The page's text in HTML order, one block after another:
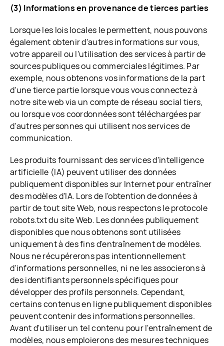
(3) Informations en provenance de tierces parties
Lorsque les lois locales le permettent, nous pouvons
également obtenir d'autres informations sur vous,
votre appareil ou l'utilisation des services à partir de
sources publiques ou commerciales légitimes. Par
exemple, nous obtenons vos informations de la part
d'une tierce partie lorsque vous vous connectez à
notre site web via un compte de réseau social tiers,
ou lorsque vos coordonnées sont téléchargées par
d'autres personnes qui utilisent nos services de
communication.
Les produits fournissant des services d'intelligence
artificielle (IA) peuvent utiliser des données
publiquement disponibles sur Internet pour entraîner
des modèles d'IA. Lors de l'obtention de données à
partir de tout site Web, nous respectons le protocole
robots.txt du site Web. Les données publiquement
disponibles que nous obtenons sont utilisées
uniquement à des fins d'entraînement de modèles.
Nous ne récupérerons pas intentionnellement
d'informations personnelles, ni ne les associerons à
des identifiants personnels spécifiques pour
développer des profils personnels. Cependant,
certains contenus en ligne publiquement disponibles
peuvent contenir des informations personnelles.
Avant d'utiliser un tel contenu pour l'entraînement de
modèles, nous emploierons des mesures techniques